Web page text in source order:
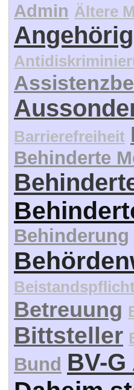
Admin Ältere
Barrierefreiheit
Behinderte
Behinderung
Betreuung
Bittsteller
Bund BV-